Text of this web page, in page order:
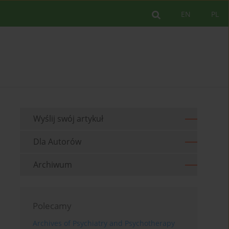
PL
EN
Wyślij swój artykuł
Dla Autorów
Archiwum
Polecamy
Archives of Psychiatry and Psychotherapy